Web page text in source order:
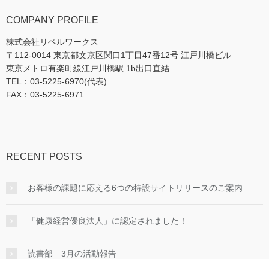
COMPANY PROFILE
株式会社リベルワークス
〒112-0014 東京都文京区関口1丁目47番12号 江戸川橋ビル
東京メトロ有楽町線江戸川橋駅 1b出口直結
TEL：03-5225-6970(代表)
FAX：03-5225-6971
RECENT POSTS
お客様の課題に応える6つの特設サイトリリースのご案内
「健康経営優良法人」に認定されました！
読書部 3月の活動報告